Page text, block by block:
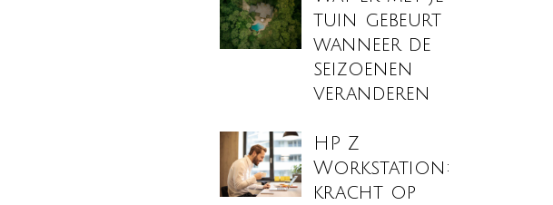
tuin gebeurt
wanneer de
seizoenen
veranderen
HP Z
Workstation:
kracht op